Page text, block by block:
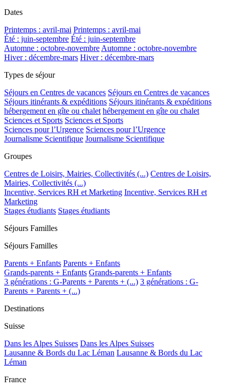
Dates
Printemps : avril-mai Printemps : avril-mai
Été : juin-septembre Été : juin-septembre
Automne : octobre-novembreAutomne : octobre-novembre
Hiver : décembre-mars Hiver : décembre-mars
Types de séjour
Séjours en Centres de vacances Séjours en Centres de vacances
Séjours itinérants & expéditions Séjours itinérants & expéditions
hébergement en gîte ou chalet hébergement en gîte ou chalet
Sciences et Sports Sciences et Sports
Sciences pour l’Urgence Sciences pour l’Urgence
Journalisme Scientifique Journalisme Scientifique
Groupes
Centres de Loisirs, Mairies, Collectivités (...) Centres de Loisirs,
Mairies, Collectivités (...)
Incentive, Services RH et Marketing Incentive, Services RH et
Marketing
Stages étudiants Stages étudiants
Séjours Familles
Séjours Familles
Parents + Enfants Parents + Enfants
Grands-parents + Enfants Grands-parents + Enfants
3 générations : G-Parents + Parents + (...) 3 générations : G-
Parents + Parents + (...)
Destinations
Suisse
Dans les Alpes Suisses Dans les Alpes Suisses
Lausanne & Bords du Lac Léman Lausanne & Bords du Lac
Léman
France